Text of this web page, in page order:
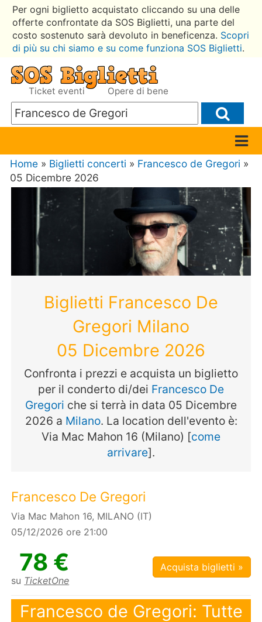
Per ogni biglietto acquistato cliccando su una delle
offerte confrontate da SOS Biglietti, una parte del
costo sostenuto sarà devoluto in beneficenza. Scopri
di più su chi siamo e su come funziona SOS Biglietti.
Ticket eventi Opere di bene
Home » Biglietti concerti » Francesco de Gregori »
05 Dicembre 2026
Biglietti Francesco De
Gregori Milano
05 Dicembre 2026
Confronta i prezzi e acquista un biglietto
per il conderto di/dei Francesco De
Gregori che si terrà in data 05 Dicembre
2026 a Milano. La location dell'evento è:
Via Mac Mahon 16 (Milano) [come
arrivare].
Francesco De Gregori
Via Mac Mahon 16, MILANO (IT)
05/12/2026 ore 21:00
78 €
su TicketOne
Acquista biglietti »
Francesco de Gregori: Tutte